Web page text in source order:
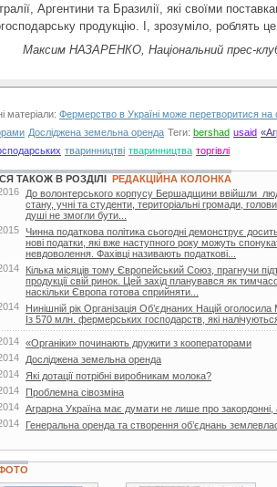
Аргентини та Бразилії, які своїми
продукцію. І, зрозуміло, роблять
Максим НАЗАРЕНКО, Національний прес-
матеріали: Фермерство в Україні може перетворитися на
Досліджена земельна оренда Теги: bershad usaid
тваринництві тваринництва торгівлі
ТАКОЖ В РОЗДІЛІ РЕДАКЦІЙНА КОЛОНКА
До волонтерського корпусу Бершадщини ввійшли
стану, учні та студенти, територіальні громади,
душі не змогли бути...
Чинна податкова політика сьогодні демонструє
нові податки, які вже наступного року можуть
невдоволення. Фахівці називають податкові...
Кілька місяців тому Європейський Союз, прагнучи
продукції свій ринок. Цей захід планувався як
наскільки Європа готова сприйняти...
Нинішній рік Організація Об’єднаних Націй
Із 570 млн. фермерських господарств, які
«Органіки» починають дружити з кооператорами
Досліджена земельна оренда
Які дотації потрібні виробникам молока?
Проблемна сівозміна
Аграрна Україна має думати не лише про закордонні,
Генеральна оренда та створення об’єднань
ФОТО